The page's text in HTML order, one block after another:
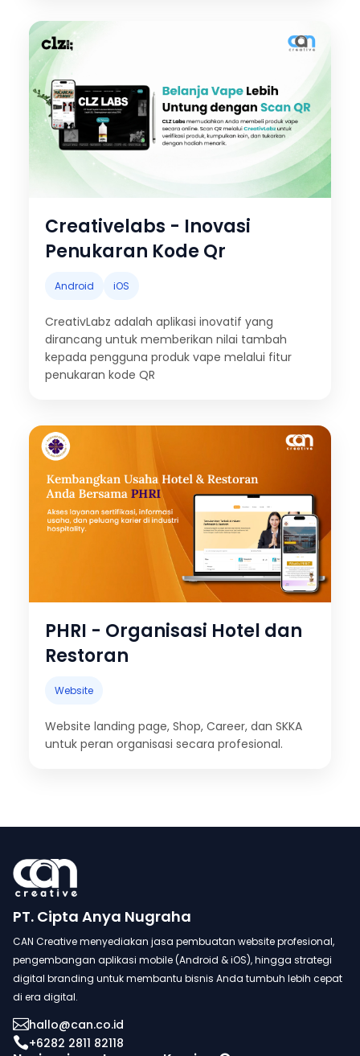
Creativelabs - Inovasi
Penukaran Kode Qr
Android iOS
CreativLabz adalah aplikasi inovatif yang
dirancang untuk memberikan nilai tambah
kepada pengguna produk vape melalui fitur
penukaran kode QR
PHRI - Organisasi Hotel dan
Restoran
Website
Website landing page, Shop, Career, dan SKKA
untuk peran organisasi secara profesional.
PT. Cipta Anya Nugraha
CAN Creative menyediakan jasa pembuatan website profesional,
pengembangan aplikasi mobile (Android & iOS), hingga strategi
digital branding untuk membantu bisnis Anda tumbuh lebih cepat
di era digital.
hallo@can.co.id
+6282 2811 82118